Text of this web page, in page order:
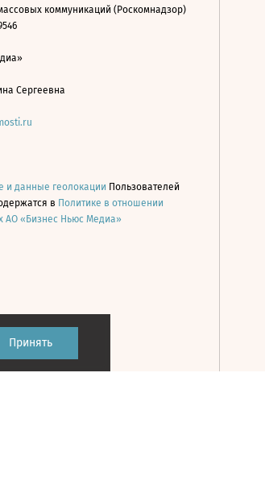
Принять
коммуникаций (Роскомнадзор)
Сергеевна
и данные геолокации Пользователей
в Политике в отношении
АО «Бизнес Ньюс Медиа»